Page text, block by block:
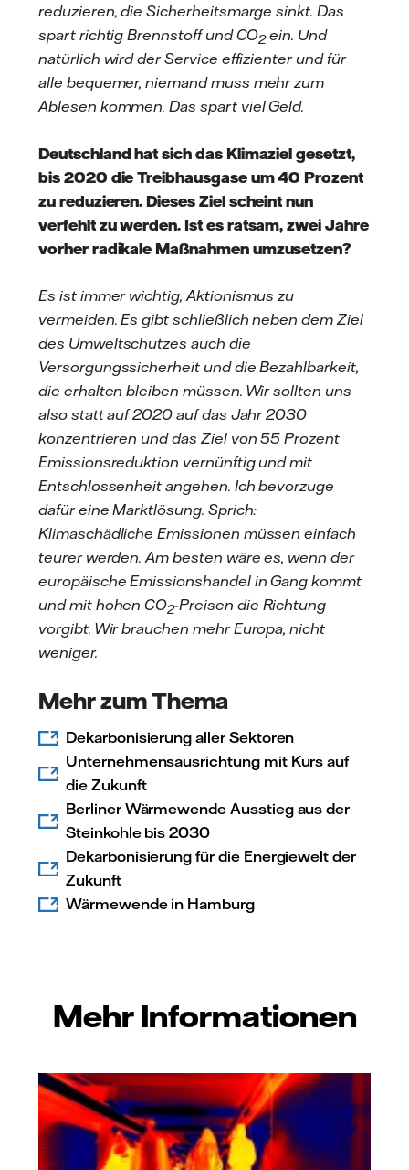
reduzieren, die Sicherheitsmarge sinkt. Das
spart richtig Brennstoff und CO2ein. Und
natürlich wird der Service effizienter und für
alle bequemer, niemand muss mehr zum
Ablesen kommen. Das spart viel Geld.
Deutschland hat sich das Klimaziel gesetzt,
bis 2020 die Treibhausgase um 40 Prozent
zu reduzieren. Dieses Ziel scheint nun
verfehlt zu werden. Ist es ratsam, zwei Jahre
vorher radikale Maßnahmen umzusetzen?
Es ist immer wichtig, Aktionismus zu
vermeiden. Es gibt schließlich neben dem Ziel
des Umweltschutzes auch die
Versorgungssicherheit und die Bezahlbarkeit,
die erhalten bleiben müssen. Wir sollten uns
also statt auf 2020 auf das Jahr 2030
konzentrieren und das Ziel von 55 Prozent
Emissionsreduktion vernünftig und mit
Entschlossenheit angehen. Ich bevorzuge
dafür eine Marktlösung. Sprich:
Klimaschädliche Emissionen müssen einfach
teurer werden. Am besten wäre es, wenn der
europäische Emissionshandel in Gang kommt
und mit hohen CO2-Preisen die Richtung
vorgibt. Wir brauchen mehr Europa, nicht
weniger.
Mehr zum Thema
Dekarbonisierung aller Sektoren
Unternehmensausrichtung mit Kurs auf
die Zukunft
Berliner Wärmewende Ausstieg aus der
Steinkohle bis 2030
Dekarbonisierung für die Energiewelt der
Zukunft
Wärmewende in Hamburg
Mehr Informationen